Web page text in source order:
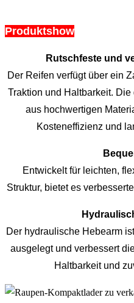
Produktshow
Rutschfeste und
Der Reifen verfügt über ein
Traktion und Haltbarkeit.
aus hochwertigen
Kosteneffizienz und
Entwickelt für leichten,
Struktur, bietet es
Der hydraulische Hebearm
ausgelegt und verbessert
Haltbarkeit und